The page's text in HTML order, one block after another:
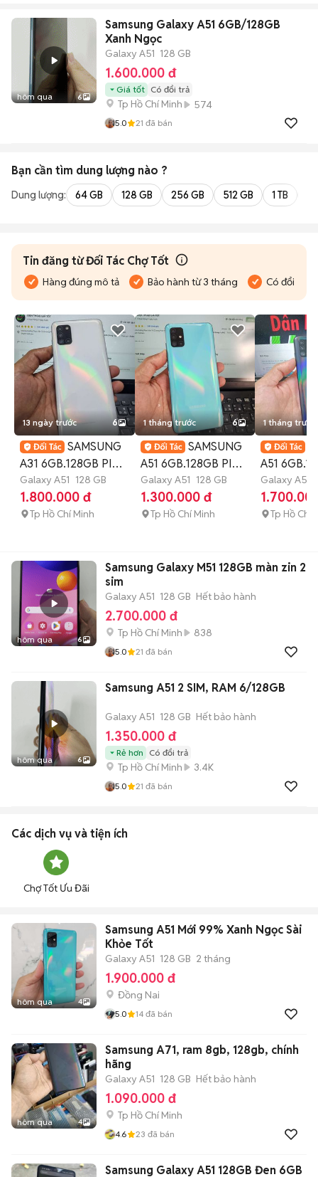
hôm qua 6
Samsung Galaxy A51 6GB/128GB
Xanh Ngọc
Galaxy A51 128 GB
1.600.000 đ
Giá tốt Có đổi trả
Tp Hồ Chí Minh 574
5.0 21 đã bán
Bạn cần tìm dung lượng nào ?
Dung lượng: 64 GB 128 GB 256 GB 512 GB 1 TB
Tin đăng từ Đối Tác Chợ Tốt
Hàng đúng mô tả Bảo hành từ 3 tháng Có đổi trả
13 ngày trước 6
SAMSUNG
A31 6GB.128GB PIN
5000 MÀN SUPER
AMOLED
Galaxy A51 128 GB
1.800.000 đ
Tp Hồ Chí Minh
1 tháng trước 6
SAMSUNG
A51 6GB.128GB PIN
4000 EXYNOS 9611
Galaxy A51 128 GB
1.300.000 đ
Tp Hồ Chí Minh
1 tháng trước
A51
4000
ĐẸP
Galaxy A51
Tp Hồ Chí
hôm qua 6
Samsung Galaxy M51 128GB màn zin 2
sim
Galaxy A51 128 GB Hết bảo hành
2.700.000 đ
Tp Hồ Chí Minh 838
5.0 21 đã bán
hôm qua 6
Samsung A51 2 SIM, RAM 6/128GB
Galaxy A51 128 GB Hết bảo hành
1.350.000 đ
Rẻ hơn Có đổi trả
Tp Hồ Chí Minh 3.4K
5.0 21 đã bán
Các dịch vụ và tiện ích
Chợ Tốt Ưu Đãi
hôm qua 4
Samsung A51 Mới 99% Xanh Ngọc Sài
Khỏe Tốt
Galaxy A51 128 GB 2 tháng
1.900.000 đ
Đồng Nai
5.0 14 đã bán
hôm qua 4
Samsung A71, ram 8gb, 128gb, chính
hãng
Galaxy A51 128 GB Hết bảo hành
1.090.000 đ
Tp Hồ Chí Minh
4.6 23 đã bán
Samsung Galaxy A51 128GB Đen 6GB